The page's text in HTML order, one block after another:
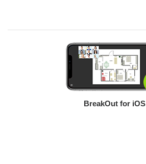
BreakOut for iOS